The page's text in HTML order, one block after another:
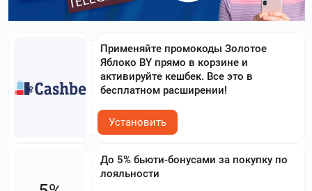
Применяйте промокоды Золотое
Яблоко BY прямо в корзине и
активируйте кешбек. Все это в
бесплатном расширении!
Установить
До 5% бьюти-бонусами за покупку по
лояльности